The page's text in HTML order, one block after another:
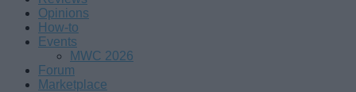
Opinions
How-to
Events
MWC 2026
Forum
Marketplace